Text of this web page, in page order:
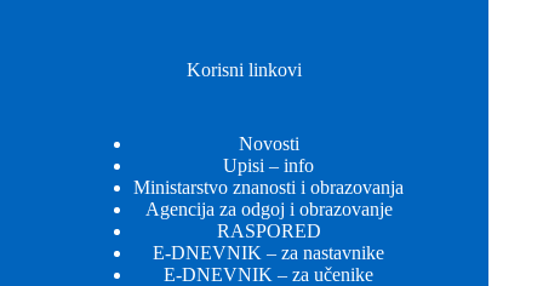
Korisni linkovi
Novosti
Upisi – info
Ministarstvo znanosti i obrazovanja
Agencija za odgoj i obrazovanje
RASPORED
E-DNEVNIK – za nastavnike
E-DNEVNIK – za učenike